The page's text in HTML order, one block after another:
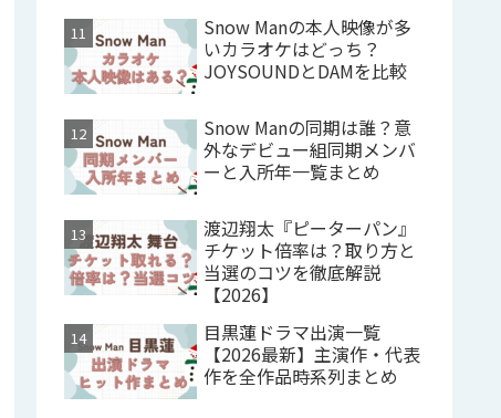
Snow Manの本人映像が多
いカラオケはどっち？
JOYSOUNDとDAMを比較
Snow Manの同期は誰？意
外なデビュー組同期メンバ
ーと入所年一覧まとめ
渡辺翔太『ピーターパン』
チケット倍率は？取り方と
当選のコツを徹底解説
【2026】
目黒蓮ドラマ出演一覧
【2026最新】主演作・代表
作を全作品時系列まとめ